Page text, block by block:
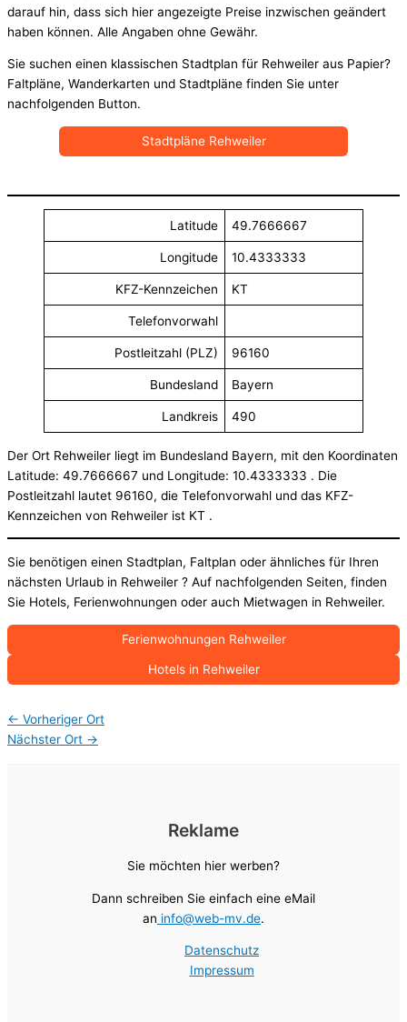
darauf hin, dass sich hier angezeigte Preise inzwischen geändert
haben können. Alle Angaben ohne Gewähr.
Sie suchen einen klassischen Stadtplan für Rehweiler aus Papier?
Faltpläne, Wanderkarten und Stadtpläne finden Sie unter
nachfolgenden Button.
Stadtpläne Rehweiler
Latitude 49.7666667
Longitude 10.4333333
KFZ-Kennzeichen KT
Telefonvorwahl
Postleitzahl (PLZ) 96160
Bundesland Bayern
Landkreis 490
Der Ort Rehweiler liegt im Bundesland Bayern, mit den Koordinaten
Latitude: 49.7666667 und Longitude: 10.4333333 . Die
Postleitzahl lautet 96160, die Telefonvorwahl und das KFZ-
Kennzeichen von Rehweiler ist KT .
Sie benötigen einen Stadtplan, Faltplan oder ähnliches für Ihren
nächsten Urlaub in Rehweiler ? Auf nachfolgenden Seiten, finden
Sie Hotels, Ferienwohnungen oder auch Mietwagen in Rehweiler.
Ferienwohnungen Rehweiler
Hotels in Rehweiler
← Vorheriger Ort
Nächster Ort →
Reklame
Sie möchten hier werben?
Dann schreiben Sie einfach eine eMail
an info@web-mv.de.
Datenschutz
Impressum